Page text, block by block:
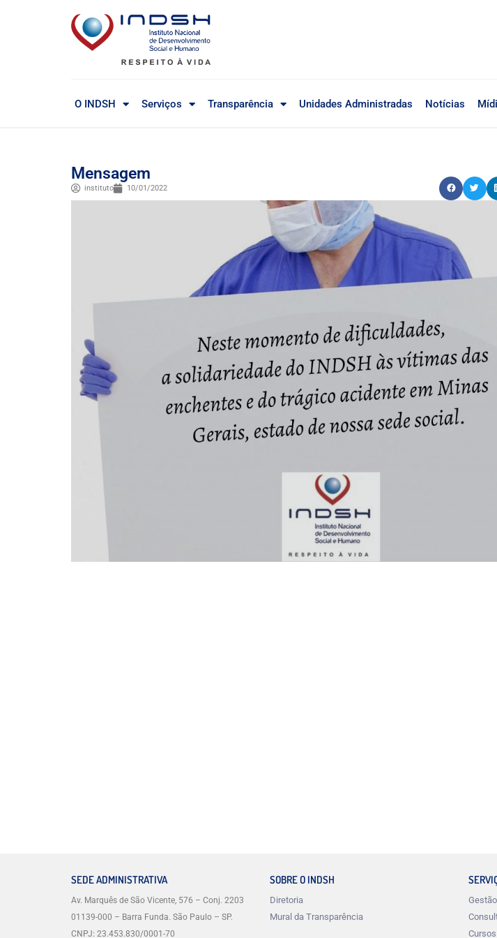
O INDSH Serviços Transparência Unidades Administradas Notícias
Mensagem
instituto 10/01/2022
SEDE ADMINISTRATIVA
Av. Marquês de São Vicente, 576 – Conj. 2203
01139-000 – Barra Funda. São Paulo – SP.
CNPJ: 23.453.830/0001-70
SOBRE O INDSH
Diretoria
Mural da Transparência